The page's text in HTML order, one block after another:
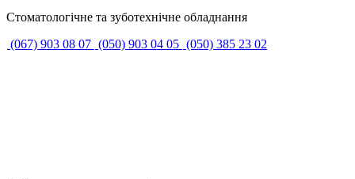
Стоматологічне та зуботехнічне обладнання
(067) 903 08 07 (050) 903 04 05 (050) 385 23 02